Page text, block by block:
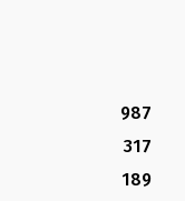
987
317
189